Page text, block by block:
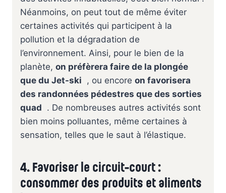
Néanmoins, on peut tout de même éviter
certaines activités qui participent à la
pollution et la dégradation de
l’environnement. Ainsi, pour le bien de la
planète, on préfèrera faire de la plongée
que du Jet-ski , ou encore on favorisera
des randonnées pédestres que des sorties
quad . De nombreuses autres activités sont
bien moins polluantes, même certaines à
sensation, telles que le saut à l’élastique.
4. Favoriser le circuit-court :
consommer des produits et aliments